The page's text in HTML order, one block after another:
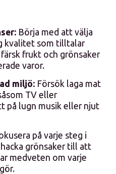
Börja med att välja
kvalitet som tilltalar
frukt och grönsaker
varor.
miljö: Försök laga mat
TV eller
på lugn musik eller njut
på varje steg i
grönsaker till att
medveten om varje